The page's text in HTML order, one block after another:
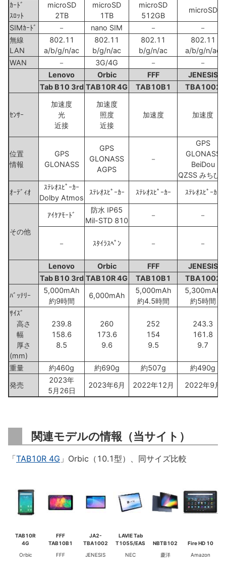
ｶｰﾄﾞ
ｽﾛｯﾄ
microSD
2TB
microSD
1TB
microSD
512GB
microSD
SIMｶｰﾄﾞ － nano SIM －
－
無線
LAN
802.11
a/b/g/n/ac
802.11
b/g/n/ac
802.11
b/g/n/ac
802.11
a/b/g/n/ac
WAN
－ 3G/4G －
－
Lenovo
Orbic FFF
JENESIS
Tab B10 3rd TAB10R 4G TAB10B1 TBA1002
ｾﾝｻｰ
加速度
光
近接
加速度
照度
近接
加速度 加速度
位置
情報
GPS
GLONASS
GPS
GLONASS
AGPS
－
GPS
GLONASS
BeiDou
QZSS みちび
ｵｰﾃﾞｨｵ
ｽﾃﾚｵｽﾋﾟｰｶｰ
Dolby Atmos
ｽﾃﾚｵｽﾋﾟｰｶｰ ｽﾃﾚｵｽﾋﾟｰｶｰ ｽﾃﾚｵｽﾋﾟｰｶｰ
その他
ｱｲｹｱﾓｰﾄﾞ
防水 IP65
Mil-STD 810
－ －
－ ｽﾀｲﾗｽﾍﾟﾝ － －
Lenovo Orbic FFF
JENESIS
Tab B10 3rd TAB10R 4G TAB10B1
TBA1002
ﾊﾞｯﾃﾘｰ
5,000mAh
約9時間
6,000mAh
5,000mAh
約4.5時間
5,300mAh
約5時間
ｻｲｽﾞ
高さ
幅
厚さ
(mm)
239.8
158.6
8.5
260
173.6
9.6
252
154
9.5
243.3
161.8
9.7
重量 約460g 約690g 約507g
約490g
発売
2023年
5月26日
2023年6月 2022年12月 2022年9月
関連モデルの情報（当サイト）
「TAB10R 4G 」Orbic（10.1型）、同サイズ比較
TAB10R
4G
Orbic
FFF
TAB10B1
FFF
JA2-
TBA1002
JENESIS
LAVIE Tab
T1055/EAS
NEC
NBTB102
慶洋
Fire HD 10
Amazon